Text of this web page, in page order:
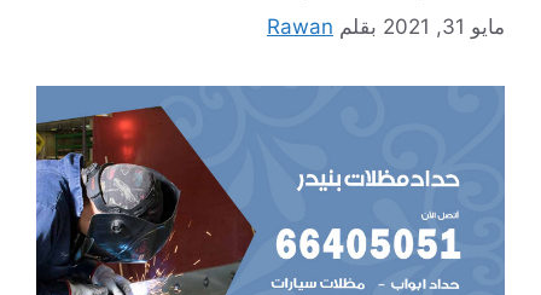
مايو 31, 2021 بقلم Rawan